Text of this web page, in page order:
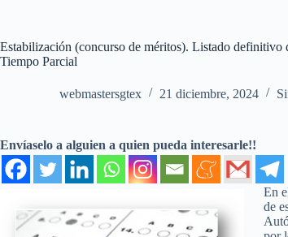
Estabilización (concurso de méritos). Listado
Tiempo Parcial
webmastersgtex 21 diciembre, 2024
Envíaselo a alguien a quien pueda interesarle!!
En
de